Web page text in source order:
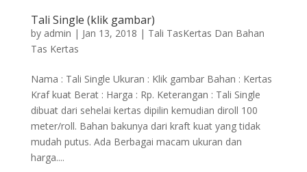
Tali Single (klik gambar)
by admin | Jan 13, 2018 | Tali TasKertas Dan Bahan
Tas Kertas
Nama : Tali Single Ukuran : Klik gambar Bahan : Kertas
Kraf kuat Berat : Harga : Rp. Keterangan : Tali Single
dibuat dari sehelai kertas dipilin kemudian diroll 100
meter/roll. Bahan bakunya dari kraft kuat yang tidak
mudah putus. Ada Berbagai macam ukuran dan
harga....